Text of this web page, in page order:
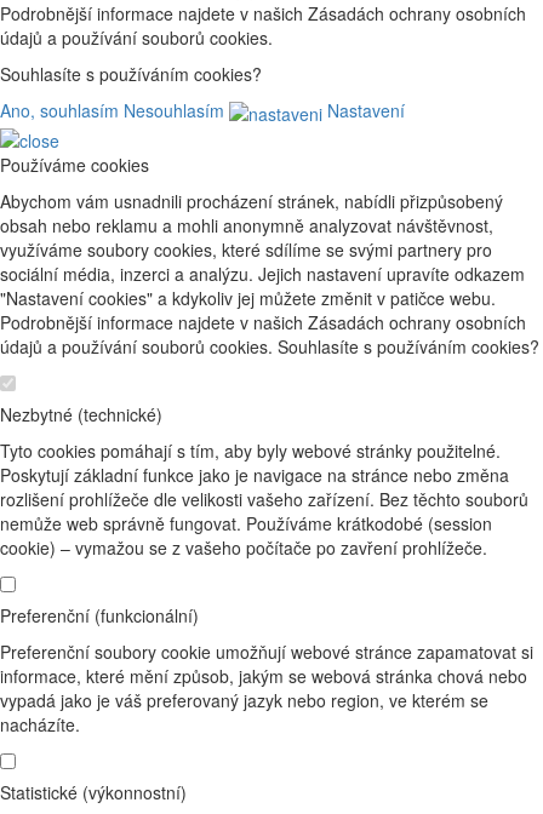
Podrobnější informace najdete v našich Zásadách ochrany osobních
údajů a používání souborů cookies.
Souhlasíte s používáním cookies?
Ano, souhlasím Nesouhlasím Nastavení
Používáme cookies
Abychom vám usnadnili procházení stránek, nabídli přizpůsobený
obsah nebo reklamu a mohli anonymně analyzovat návštěvnost,
využíváme soubory cookies, které sdílíme se svými partnery pro
sociální média, inzerci a analýzu. Jejich nastavení upravíte odkazem
"Nastavení cookies" a kdykoliv jej můžete změnit v patičce webu.
Podrobnější informace najdete v našich Zásadách ochrany osobních
údajů a používání souborů cookies. Souhlasíte s používáním cookies?
Nezbytné (technické)
Tyto cookies pomáhají s tím, aby byly webové stránky použitelné.
Poskytují základní funkce jako je navigace na stránce nebo změna
rozlišení prohlížeče dle velikosti vašeho zařízení. Bez těchto souborů
nemůže web správně fungovat. Používáme krátkodobé (session
cookie) – vymažou se z vašeho počítače po zavření prohlížeče.
Preferenční (funkcionální)
Preferenční soubory cookie umožňují webové stránce zapamatovat si
informace, které mění způsob, jakým se webová stránka chová nebo
vypadá jako je váš preferovaný jazyk nebo region, ve kterém se
nacházíte.
Statistické (výkonnostní)